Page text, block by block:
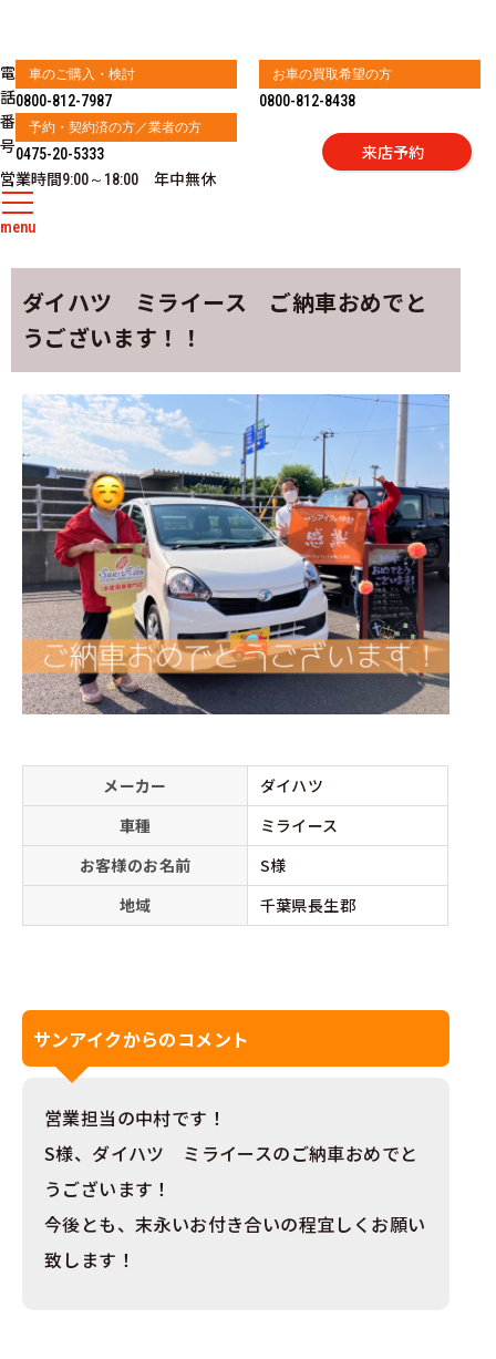
電
話
番
号
車のご購入・検討
0800-812-7987
お車の買取希望の方
0800-812-8438
予約・契約済の方／業者の方
0475-20-5333
営業時間9:00～18:00 年中無休
来店予約
menu
ダイハツ ミライース ご納車おめでと
うございます！！
メーカー
ダイハツ
車種
ミライース
お客様のお名前
S様
地域
千葉県長生郡
サンアイクからのコメント
営業担当の中村です！
S様、ダイハツ ミライースのご納車おめでと
うございます！
今後とも、末永いお付き合いの程宜しくお願い
致します！